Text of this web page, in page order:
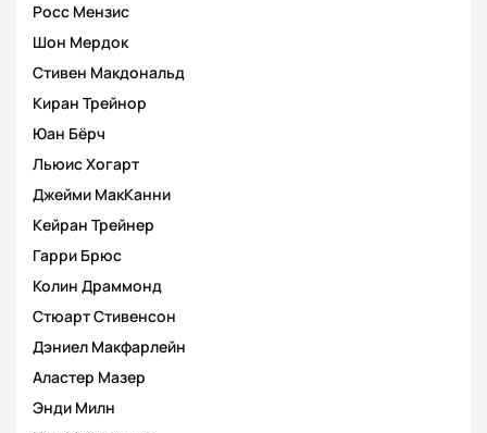
Росс Мензис
Шон Мердок
Стивен Макдональд
Киран Трейнор
Юан Бёрч
Льюис Хогарт
Джейми МакКанни
Кейран Трейнер
Гарри Брюс
Колин Драммонд
Стюарт Стивенсон
Дэниел Макфарлейн
Аластер Мазер
Энди Милн